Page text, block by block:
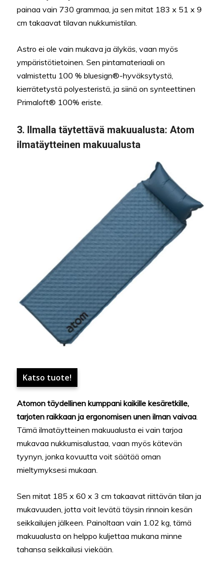
painaa vain 730 grammaa, ja sen mitat 183 x 51 x 9
cm takaavat tilavan nukkumistilan.
Astro ei ole vain mukava ja älykäs, vaan myös
ympäristötietoinen. Sen pintamateriaali on
valmistettu 100 % bluesign®-hyväksytystä,
kierrätetystä polyesteristä, ja siinä on synteettinen
Primaloft® 100% eriste.
3. Ilmalla täytettävä makuualusta: Atom
ilmatäytteinen makuualusta
Katso tuote!
Atomon täydellinen kumppani kaikille kesäretkille,
tarjoten raikkaan ja ergonomisen unen ilman vaivaa.
Tämä ilmatäytteinen makuualusta ei vain tarjoa
mukavaa nukkumisalustaa, vaan myös kätevän
tyynyn, jonka kovuutta voit säätää oman
mieltymyksesi mukaan.
Sen mitat 185 x 60 x 3 cm takaavat riittävän tilan ja
mukavuuden, jotta voit levätä täysin rinnoin kesän
seikkailujen jälkeen. Painoltaan vain 1.02 kg, tämä
makuualusta on helppo kuljettaa mukana minne
tahansa seikkailusi viekään.